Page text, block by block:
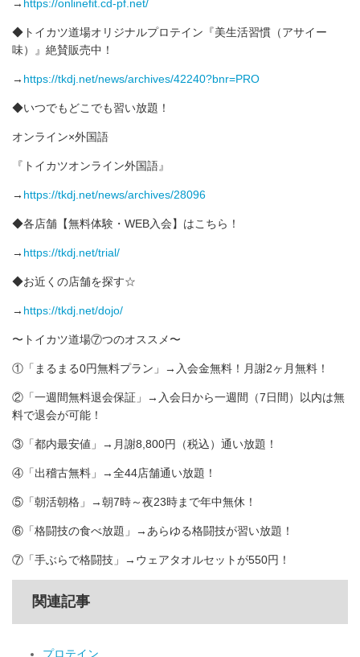
‪→ https://onlinefit.cd-pf.net/
◆トイカツ道場オリジナルプロテイン『美生活習慣（アサイー
味）』絶賛販売中！
→ https://tkdj.net/news/archives/42240?bnr=PRO
◆いつでもどこでも習い放題！
オンライン×外国語
『トイカツオンライン外国語』
→ https://tkdj.net/news/archives/28096
◆各店舗【無料体験・WEB入会】はこちら！
→ https://tkdj.net/trial/
◆お近くの店舗を探す☆
→ https://tkdj.net/dojo/
〜トイカツ道場⑦つのオススメ〜
①「まるまる0円無料プラン」→入会金無料！月謝2ヶ月無料！
②「一週間無料退会保証」→入会日から一週間（7日間）以内は無
料で退会が可能！
③「都内最安値」→月謝8,800円（税込）通い放題！
④「出稽古無料」→全44店舗通い放題！
⑤「朝活朝格」→朝7時～夜23時まで年中無休！
⑥「格闘技の食べ放題」→あらゆる格闘技が習い放題！
⑦「手ぶらで格闘技」→ウェアタオルセットが550円！
関連記事
プロテイン